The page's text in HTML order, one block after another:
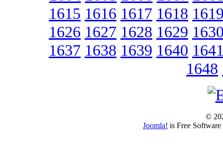
1615 1616 1617 1618
1626 1627 1628 1629
1637 1638 1639 1640
1648
©
Joomla! is Free